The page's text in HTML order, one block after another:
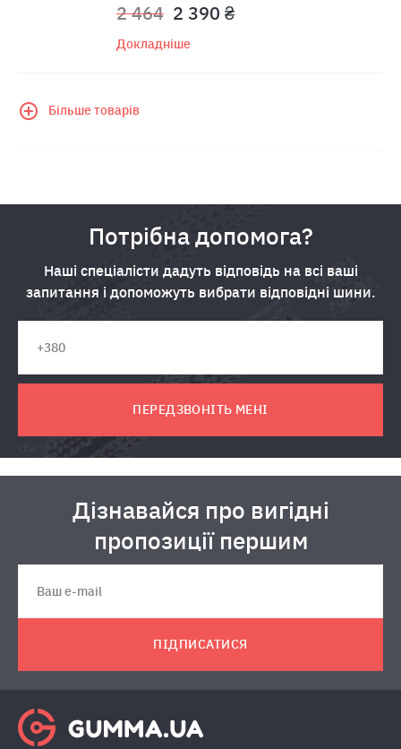
2 464 2 390 ₴
Докладніше
Більше товарів
Потрібна допомога?
Наші спеціалісти дадуть відповідь на всі ваші
запитання і допоможуть вибрати відповідні шини.
ПЕРЕДЗВОНІТЬ МЕНІ
Дізнавайся про вигідні
пропозиції першим
ПІДПИСАТИСЯ